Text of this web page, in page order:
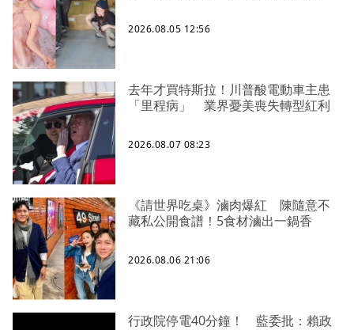
2026.08.05 12:56
去年才買特斯拉！川普酸電動車主患
「里程病」 業界憂美喪失轉型紅利
2026.08.07 08:23
《請世界吃桌》滷肉爆紅 陳隨意不
藏私公開食譜！5食材滷出一鍋香
2026.08.06 21:06
行政院停電40分鐘！ 藍委批：賴政